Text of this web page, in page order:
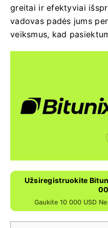
greitai ir efektyviai
vadovas padės jums
veiksmus, kad
Užsiregistruokite
Gaukite 10 000 USD